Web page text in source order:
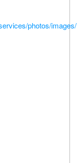
photos/